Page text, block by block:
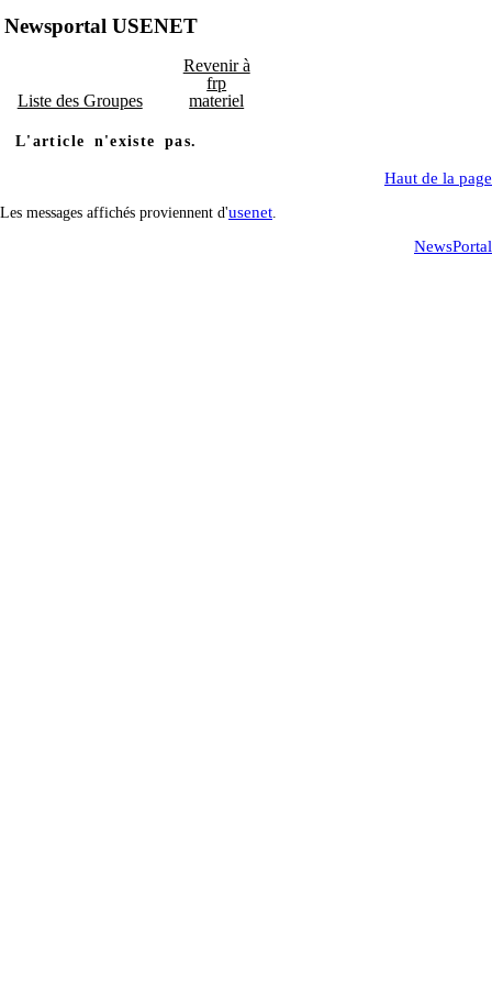
Newsportal USENET
Liste des Groupes
Revenir à
frp
materiel
L'article n'existe pas.
Haut de la page
Les messages affichés proviennent d'usenet
NewsPortal